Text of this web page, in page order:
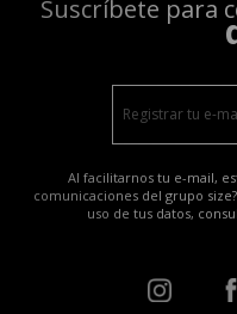
Suscríbete para
Al facilitarnos tu e-mail,
comunicaciones del grupo
uso de tus datos,